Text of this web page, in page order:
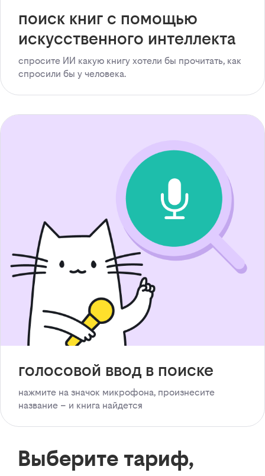
поиск книг с помощью
искусственного интеллекта
спросите ИИ какую книгу хотели бы прочитать, как
спросили бы у человека.
голосовой ввод в поиске
нажмите на значок микрофона, произнесите
название – и книга найдется
Выберите тариф,